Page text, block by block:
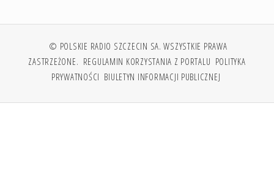
© POLSKIE RADIO SZCZECIN SA. WSZYSTKIE PRAWA
ZASTRZEŻONE. REGULAMIN KORZYSTANIA Z PORTALU POLITYKA
PRYWATNOŚCI BIULETYN INFORMACJI PUBLICZNEJ